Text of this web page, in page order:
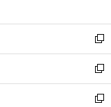
開
く
新
し
い
ウ
ィ
新
し
い
新